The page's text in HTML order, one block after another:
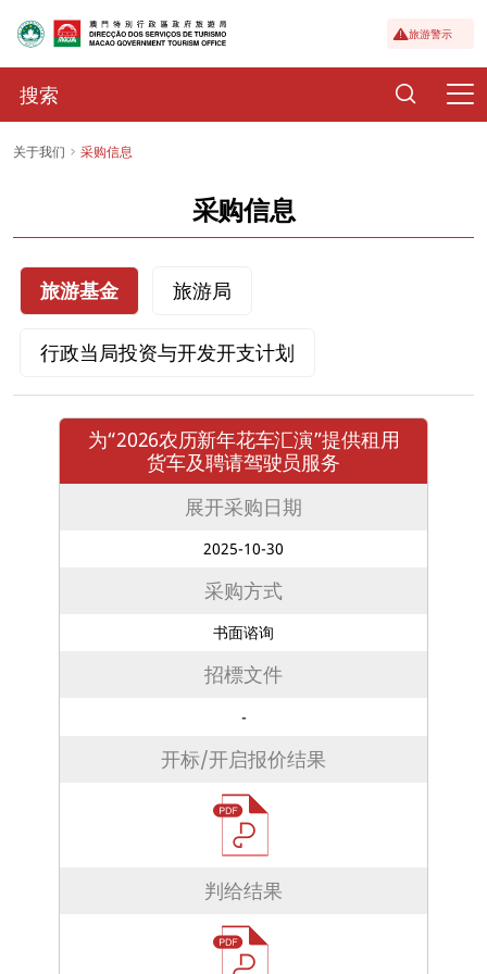
旅游警示
关于我们 采购信息
采购信息
旅游基金 旅游局
行政当局投资与开发开支计划
为“2026农历新年花车汇演”提供租用
货车及聘请驾驶员服务
展开采购日期
2025-10-30
采购方式
书面谘询
招標文件
-
开标/开启报价结果
判给结果